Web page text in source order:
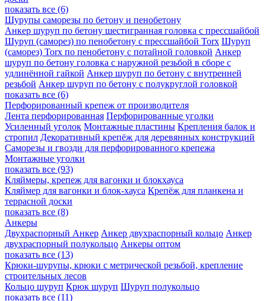
показать все (6)
Шурупы саморезы по бетону и пенобетону
Анкер шуруп по бетону шестигранная головка с прессшайбой
Шуруп (саморез) по пенобетону с прессшайбой Torx Шуруп
(саморез) Torx по пенобетону с потайной головкой Анкер
шуруп по бетону головка с наружной резьбой в сборе с
удлинённой гайкой Анкер шуруп по бетону с внутренней
резьбой Анкер шуруп по бетону с полукруглой головкой
показать все (6)
Перфорированный крепеж от производителя
Лента перфорированная Перфорированные уголки
Усиленный уголок Монтажные пластины Крепления балок и
стропил Декоративный крепёж для деревянных конструкций
Саморезы и гвозди для перфорированного крепежа
Монтажные уголки
показать все (93)
Кляймеры, крепеж для вагонки и блокхауса
Кляймер для вагонки и блок-хауса Крепёж для планкена и
террасной доски
показать все (8)
Анкеры
Двухраспорный Анкер Анкер двухраспорный кольцо Анкер
двухраспорный полукольцо Анкеры оптом
показать все (13)
Крюки-шурупы, крюки с метрической резьбой, крепление
строительных лесов
Кольцо шуруп Крюк шуруп Шуруп полукольцо
показать все (11)